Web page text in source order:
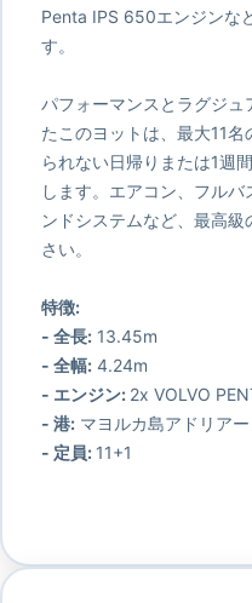
Penta IPS 650エンジンな
す。
パフォーマンスとラグジ
たこのヨットは、最大11
られない日帰りまたは1週
します。エアコン、フル
ンドシステムなど、最高
さい。
特徴:
- 全長:13.45m
- 全幅:4.24m
- エンジン: 2x VOLVO
- 港:マヨルカ島アドリアー
- 定員: 11+1